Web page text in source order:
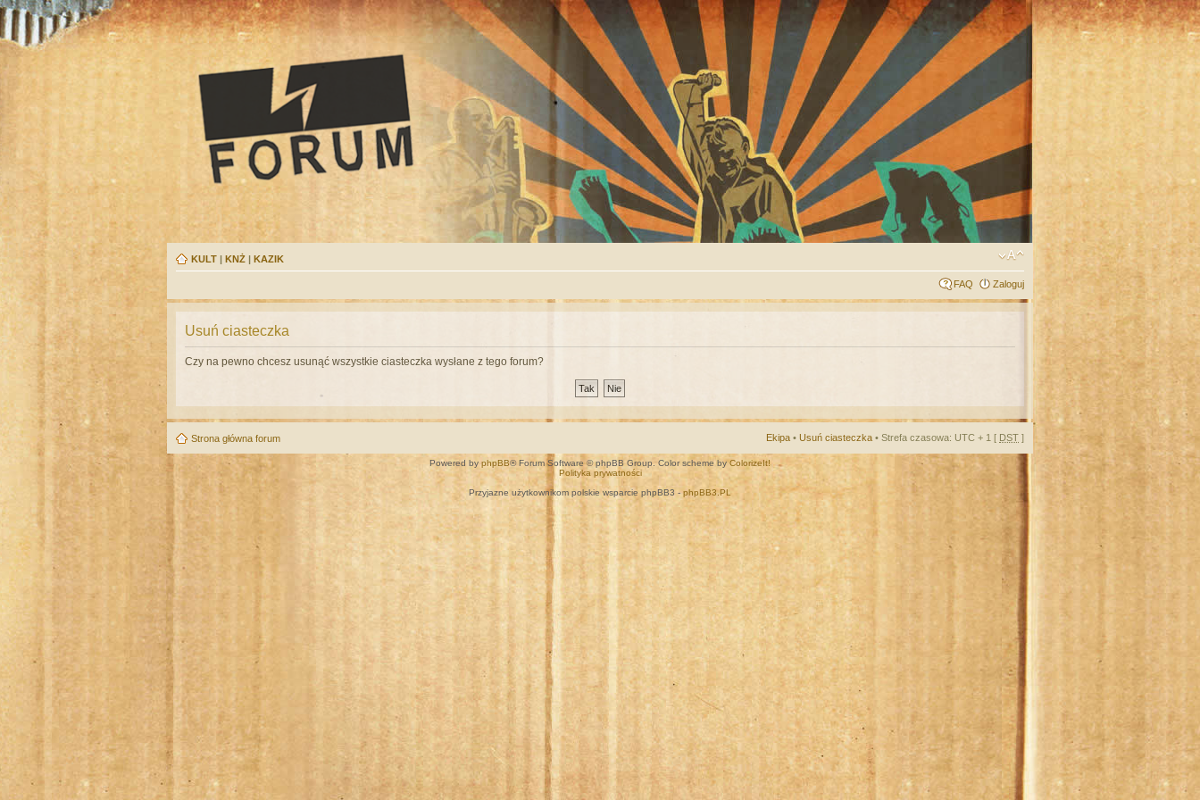
KULT | KNŻ | KAZIK
FAQ Zaloguj
Usuń ciasteczka
Czy na pewno chcesz usunąć wszystkie ciasteczka wysłane z tego forum?
Strona główna forum Ekipa • Usuń ciasteczka • Strefa czasowa: UTC + 1 [ DST ]
Powered by phpBB® Forum Software © phpBB Group. Color scheme byColorizeIt!
Polityka prywatności
Przyjazne użytkownikom polskie wsparcie phpBB3 -phpBB3.PL